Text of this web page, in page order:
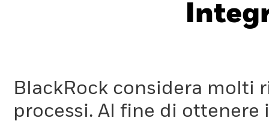
BlackRock considera molti
processi. Al fine di